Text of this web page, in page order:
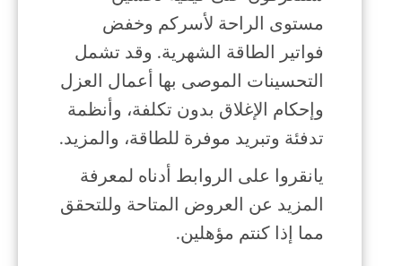
مستوى الراحة لأسركم وخفض
فواتير الطاقة الشهرية. وقد تشمل
التحسينات الموصى بها أعمال العزل
وإحكام الإغلاق بدون تكلفة، وأنظمة
تدفئة وتبريد موفرة للطاقة، والمزيد.
يانقروا على الروابط أدناه لمعرفة
المزيد عن العروض المتاحة وللتحقق
مما إذا كنتم مؤهلين.